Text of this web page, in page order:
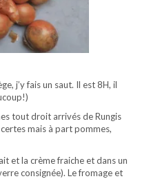
j’y fais un saut. Il est 8H, il
tout droit arrivés de Rungis
mais à part pommes,
et la crème fraiche et dans un
consignée). Le fromage et